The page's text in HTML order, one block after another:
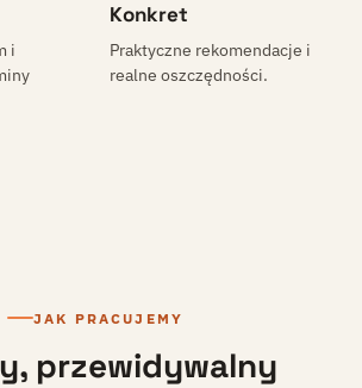
i
Konkret
Praktyczne rekomendacje i
realne oszczędności.
JAK PRACUJEMY
przewidywalny